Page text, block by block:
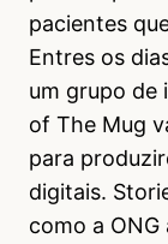
pacientes
Entres os
um grupo de
of The Mug
para
digitais.
como a